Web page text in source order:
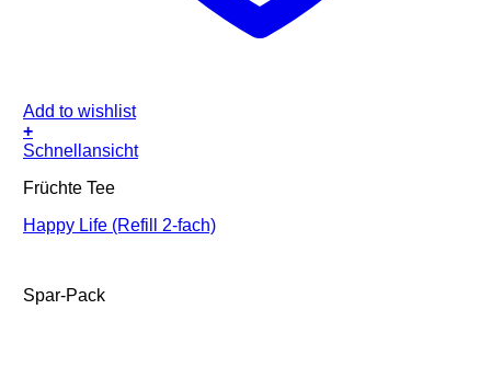
Add to wishlist
+
Schnellansicht
Früchte Tee
Happy Life (Refill 2-fach)
Spar-Pack